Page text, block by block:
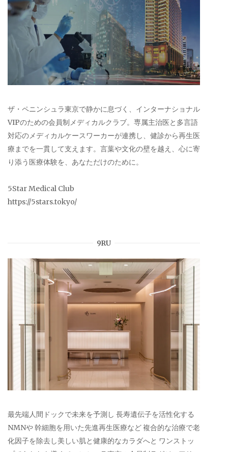
ザ・ペニンシュラ東京で静かに息づく、インターナショナル
VIPのための会員制メディカルクラブ。専属主治医と多言語
対応のメディカルケースワーカーが連携し、健診から再生医
療までを一貫して支えます。言葉や文化の壁を越え、心に寄
り添う医療体験を、あなただけのために。
5Star Medical Club
https://5stars.tokyo/
9RU
最先端人間ドックで未来を予測し 長寿遺伝子を活性化する
NMNや 幹細胞を用いた先進再生医療など 複合的な治療で老
化因子を除去し美しい肌と健康的なカラダへと ワンストッ